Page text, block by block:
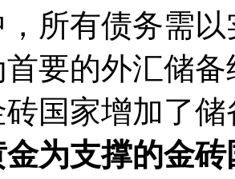
所有债务需
要的外汇储
国家增加了
为支撑的金